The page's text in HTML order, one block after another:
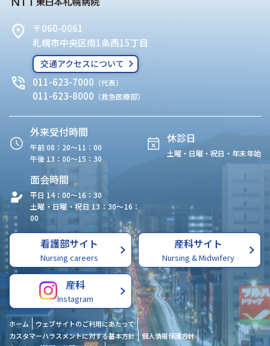
〒060-0061
札幌市中央区南1条西15丁目
交通アクセスについて
011-623-7000 （代表）
011-623-8000 （救急医療部）
外来受付時間
午前 08：20〜11：00
午後 13：00〜15：30
休診日
土曜・日曜・祝日・年末年始
面会時間
平日 14：00〜16：30
土曜・日曜・祝日 13：30〜16：
00
看護部サイト
Nursing careers
産科サイト
Nursing & Midwifery
産科
Instagram
ホーム
ウェブサイトのご利用にあたって
カスタマーハラスメントに対する基本方針
個人情報保護方針